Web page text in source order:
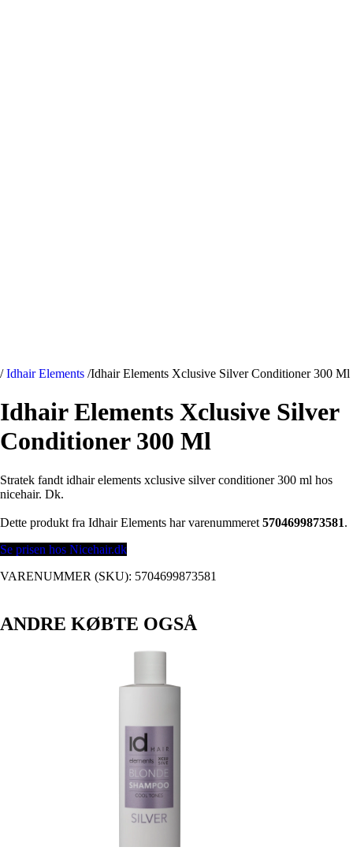
/ Idhair Elements /Idhair Elements Xclusive Silver Conditioner 300 Ml
Idhair Elements Xclusive Silver
Conditioner 300 Ml
Stratek fandt idhair elements xclusive silver conditioner 300 ml hos
nicehair. Dk.
Dette produkt fra Idhair Elements har varenummeret 5704699873581.
Se prisen hos Nicehair.dk
VARENUMMER (SKU): 5704699873581
ANDRE KØBTE OGSÅ